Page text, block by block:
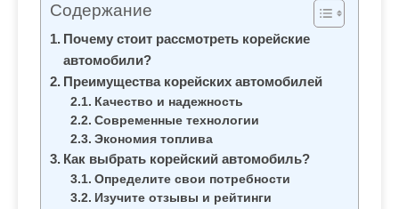
Содержание
Почему стоит рассмотреть корейские
автомобили?
Преимущества корейских автомобилей
Качество и надежность
Современные технологии
Экономия топлива
Как выбрать корейский автомобиль?
Определите свои потребности
Изучите отзывы и рейтинги